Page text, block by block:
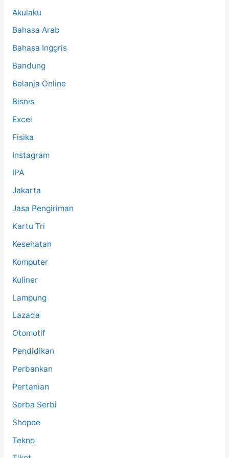
Akulaku
Bahasa Arab
Bahasa Inggris
Bandung
Belanja Online
Bisnis
Excel
Fisika
Instagram
IPA
Jakarta
Jasa Pengiriman
Kartu Tri
Kesehatan
Komputer
Kuliner
Lampung
Lazada
Otomotif
Pendidikan
Perbankan
Pertanian
Serba Serbi
Shopee
Tekno